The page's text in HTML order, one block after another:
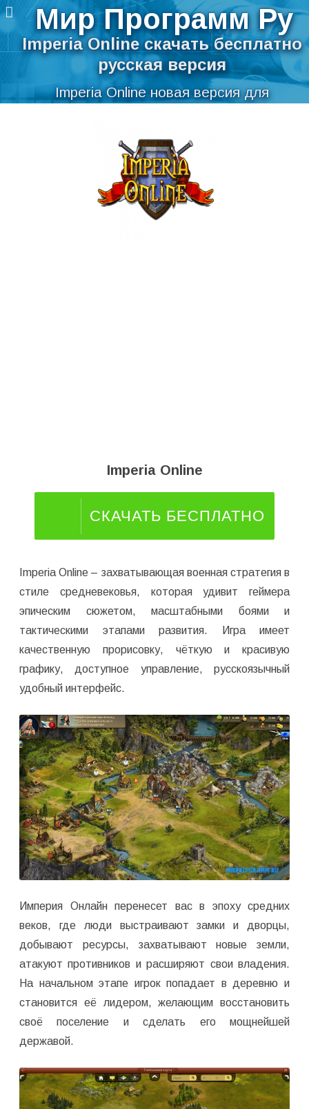
Мир Программ Ру
Imperia Online скачать бесплатно
русская версия
Imperia Online новая версия для
компьютера
русском языке для Windows
Мир Программ Ру>Игры>
Imperia Online
СКАЧАТЬ БЕСПЛАТНО
Imperia Online – захватывающая военная стратегия в
стиле средневековья, которая удивит геймера
эпическим сюжетом, масштабными боями и
тактическими этапами развития. Игра имеет
качественную прорисовку, чёткую и красивую
графику, доступное управление, русскоязычный
удобный интерфейс.
Империя Онлайн перенесет вас в эпоху средних
веков, где люди выстраивают замки и дворцы,
добывают ресурсы, захватывают новые земли,
атакуют противников и расширяют свои владения.
На начальном этапе игрок попадает в деревню и
становится её лидером, желающим восстановить
своё поселение и сделать его мощнейшей
державой.